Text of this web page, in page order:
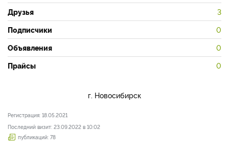
Друзья 3
Подписчики 0
Объявления 0
Прайсы 0
г. Новосибирск
Регистрация: 18.05.2021
Последний визит: 23.09.2022 в 10:02
публикаций: 78